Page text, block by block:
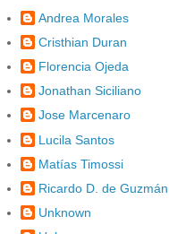
Andrea Morales
Cristhian Duran
Florencia Ojeda
Jonathan Siciliano
Jose Marcenaro
Lucila Santos
Matías Timossi
Ricardo D. de Guzmán
Unknown